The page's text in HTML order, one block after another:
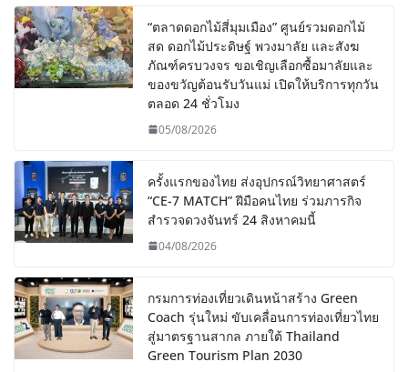
“ตลาดดอกไม้สี่มุมเมือง” ศูนย์รวมดอกไม้
สด ดอกไม้ประดิษฐ์ พวงมาลัย และสังฆ
ภัณฑ์ครบวงจร ขอเชิญเลือกซื้อมาลัยและ
ของขวัญต้อนรับวันแม่ เปิดให้บริการทุกวัน
ตลอด 24 ชั่วโมง
05/08/2026
ครั้งแรกของไทย ส่งอุปกรณ์วิทยาศาสตร์
“CE-7 MATCH” ฝีมือคนไทย ร่วมภารกิจ
สำรวจดวงจันทร์ 24 สิงหาคมนี้
04/08/2026
กรมการท่องเที่ยวเดินหน้าสร้าง Green
Coach รุ่นใหม่ ขับเคลื่อนการท่องเที่ยวไทย
สู่มาตรฐานสากล ภายใต้ Thailand
Green Tourism Plan 2030